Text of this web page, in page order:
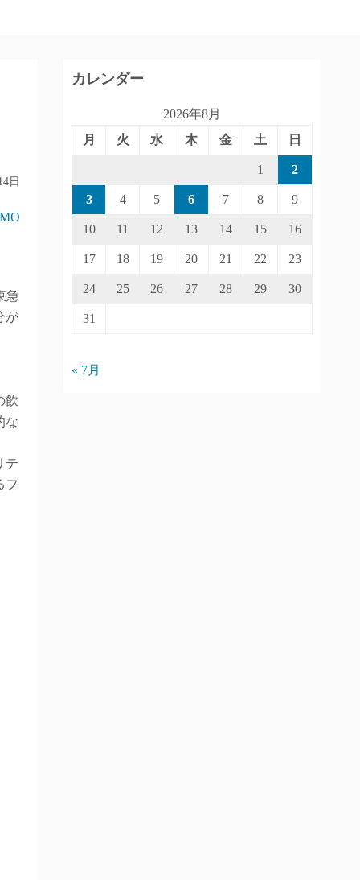
日
急
が
飲
な
テ
フ
カレンダー
2026年8月
月
火 水 木 金 土 日
1 2
3 4 5 6 7 8 9
10 11 12 13 14 15 16
17 18 19 20 21 22 23
24 25 26 27 28 29 30
31
« 7月